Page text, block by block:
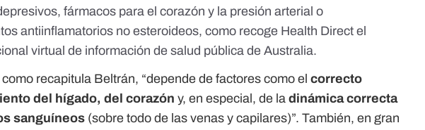
fármacos para el corazón y la presión arterial o
antiinflamatorios no esteroideos, como recoge Health Direct el
virtual de información de salud pública de Australia.
recapitula Beltrán, “depende de factores como elcorrecto
del hígado, del corazón y, en especial, de ladinámica correcta
sanguíneos (sobre todo de las venas y capilares)”. También, en gran